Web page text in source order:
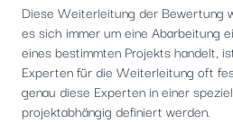
Diese Weiterleitung der Bewertung
es sich immer um eine Abarbeitung
eines bestimmten Projekts handelt,
Experten für die Weiterleitung oft
genau diese Experten in einer
projektabhängig definiert werden.